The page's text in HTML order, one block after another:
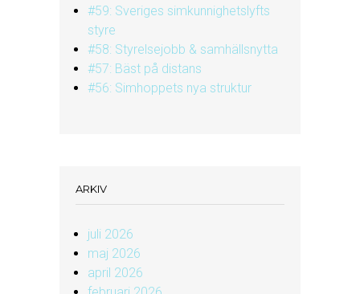
#59: Sveriges simkunnighetslyfts
styre
#58: Styrelsejobb & samhällsnytta
#57: Bäst på distans
#56: Simhoppets nya struktur
ARKIV
juli 2026
maj 2026
april 2026